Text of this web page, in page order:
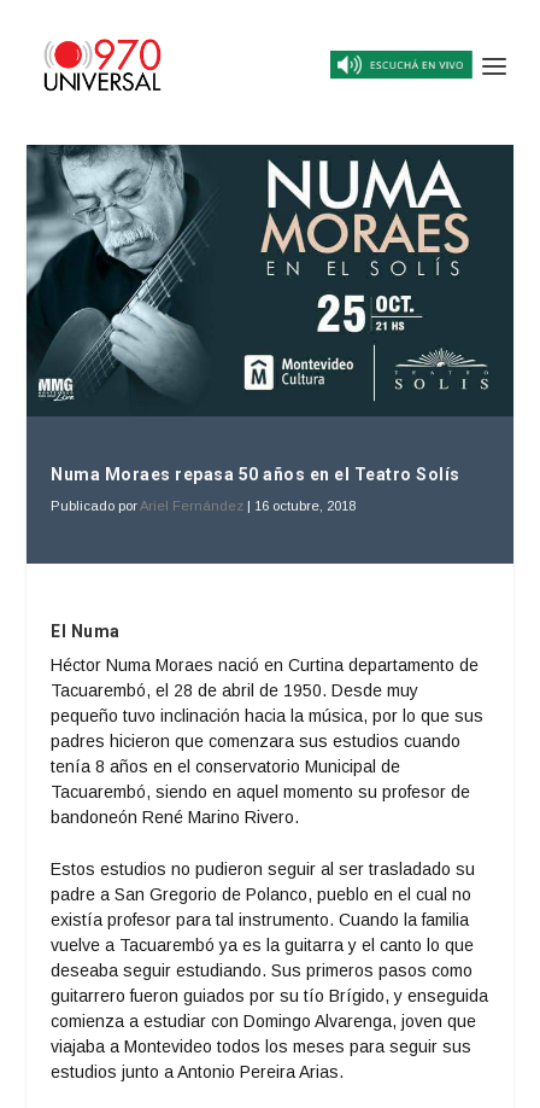
Numa Moraes repasa 50 años en el Teatro Solís
Publicado porAriel Fernández | 16 octubre, 2018
El Numa
Héctor Numa Moraes nació en Curtina departamento de
Tacuarembó, el 28 de abril de 1950. Desde muy
pequeño tuvo inclinación hacia la música, por lo que sus
padres hicieron que comenzara sus estudios cuando
tenía 8 años en el conservatorio Municipal de
Tacuarembó, siendo en aquel momento su profesor de
bandoneón René Marino Rivero.
Estos estudios no pudieron seguir al ser trasladado su
padre a San Gregorio de Polanco, pueblo en el cual no
existía profesor para tal instrumento. Cuando la familia
vuelve a Tacuarembó ya es la guitarra y el canto lo que
deseaba seguir estudiando. Sus primeros pasos como
guitarrero fueron guiados por su tío Brígido, y enseguida
comienza a estudiar con Domingo Alvarenga, joven que
viajaba a Montevideo todos los meses para seguir sus
estudios junto a Antonio Pereira Arias.